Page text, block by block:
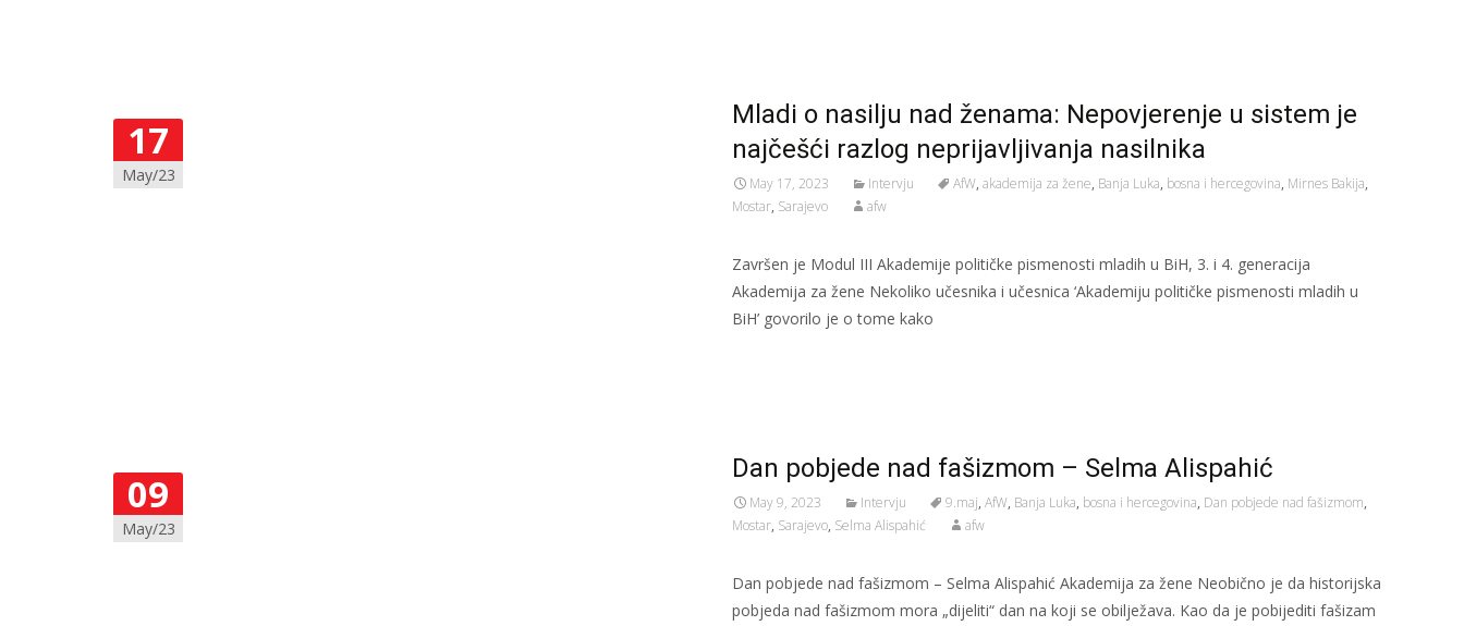
17
May/23
Mladi o nasilju nad ženama: Nepovjerenje u sistem je
najčešći razlog neprijavljivanja nasilnika
May 17, 2023 Intervju AfW, akademija za žene, Banja Luka, bosna i hercegovina, Mirnes Bakija,
Mostar, Sarajevo afw
Završen je Modul III Akademije političke pismenosti mladih u BiH, 3. i 4. generacija
Akademija za žene Nekoliko učesnika i učesnica ‘Akademiju političke pismenosti mladih u
BiH’ govorilo je o tome kako
09
May/23
Dan pobjede nad fašizmom – Selma Alispahić
May 9, 2023 Intervju 9.maj, AfW, Banja Luka, bosna i hercegovina, Dan pobjede nad fašizmom,
Mostar, Sarajevo, Selma Alispahić afw
Dan pobjede nad fašizmom – Selma Alispahić Akademija za žene Neobično je da historijska
pobjeda nad fašizmom mora „dijeliti“ dan na koji se obilježava. Kao da je pobijediti fašizam